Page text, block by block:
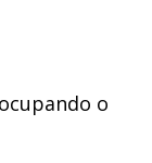
o